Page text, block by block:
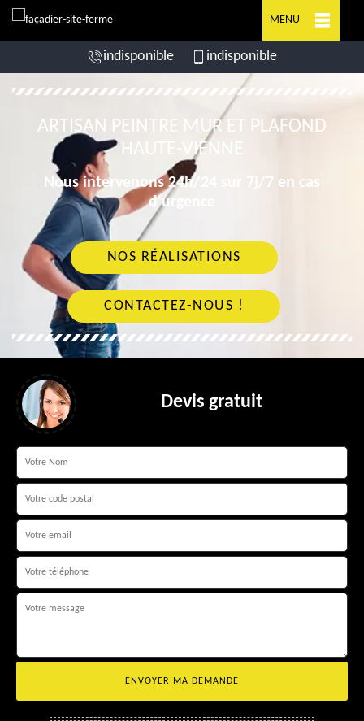
MENU
indisponible indisponible
ARTISAN PEINTRE MUR ET PLAFOND
HAUTE-VIENNE
Nous intervenons 24h/24 sur 7j/7 en cas
d'urgence
NOS RÉALISATIONS
CONTACTEZ-NOUS !
Devis gratuit